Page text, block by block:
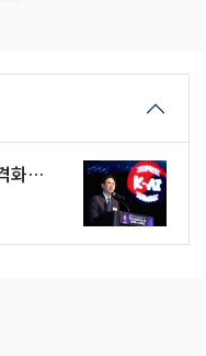
화…